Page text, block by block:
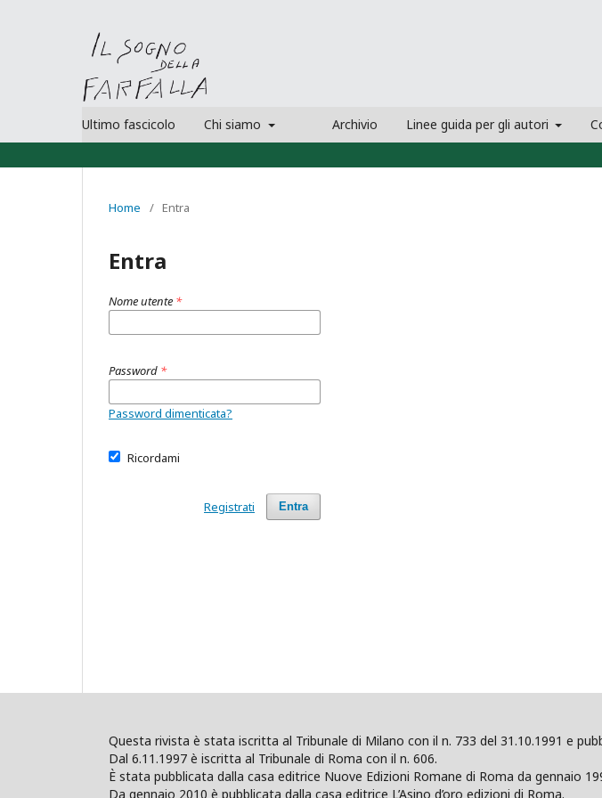
Ultimo fascicolo Chi siamo Archivio Linee guida per gli autori
Home / Entra
Entra
Nome utente *
Password *
Password dimenticata?
Ricordami
Entra
Registrati
Questa rivista è stata iscritta al Tribunale di Milano con il n. 733 del 31.10.1991 e
Dal 6.11.1997 è iscritta al Tribunale di Roma con il n. 606.
È stata pubblicata dalla casa editrice Nuove Edizioni Romane di Roma da gennaio
Da gennaio 2010 è pubblicata dalla casa editrice L’Asino d’oro edizioni di Roma.